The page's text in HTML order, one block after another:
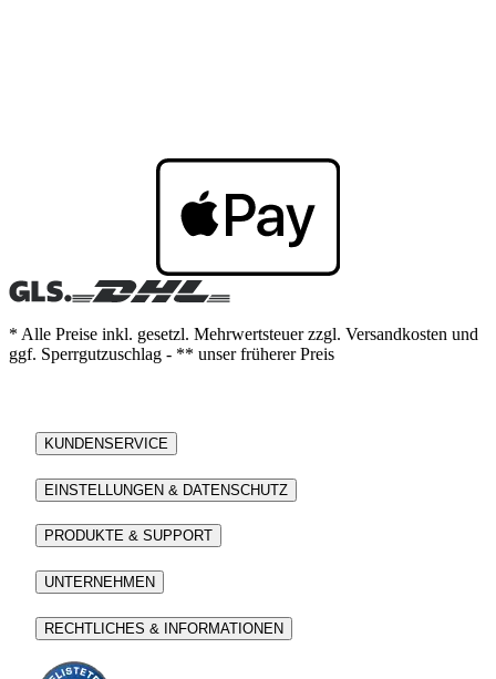
* Alle Preise inkl. gesetzl. Mehrwertsteuer zzgl. Versandkosten und
ggf. Sperrgutzuschlag - ** unser früherer Preis
KUNDENSERVICE
EINSTELLUNGEN & DATENSCHUTZ
PRODUKTE & SUPPORT
UNTERNEHMEN
RECHTLICHES & INFORMATIONEN